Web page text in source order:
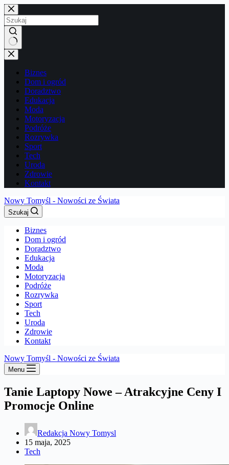
Przejdź
do
treści
Brak
wyników
Biznes
Dom i ogród
Doradztwo
Edukacja
Moda
Motoryzacja
Podróże
Rozrywka
Sport
Tech
Uroda
Zdrowie
Kontakt
Nowy Tomyśl - Nowości ze Świata
Szukaj
Biznes
Dom i ogród
Doradztwo
Edukacja
Moda
Motoryzacja
Podróże
Rozrywka
Sport
Tech
Uroda
Zdrowie
Kontakt
Nowy Tomyśl - Nowości ze Świata
Menu
Tanie Laptopy Nowe – Atrakcyjne Ceny I
Promocje Online
Redakcja Nowy Tomysl
15 maja, 2025
Tech